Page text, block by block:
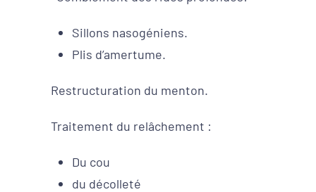
Sillons nasogéniens.
Plis d’amertume.
Restructuration du menton.
Traitement du relâchement :
Du cou
du décolleté